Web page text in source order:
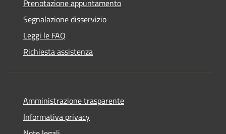
Prenotazione appuntamento
Segnalazione disservizio
Leggi le FAQ
Richiesta assistenza
Amministrazione trasparente
Informativa privacy